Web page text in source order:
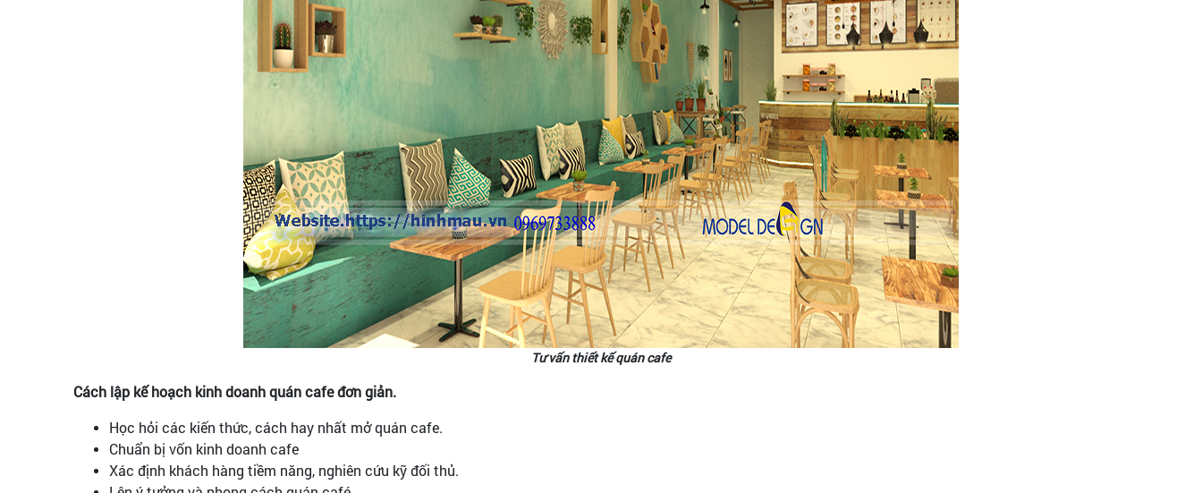
Tư vấn thiết kế quán cafe
Cách lập kế hoạch kinh doanh quán cafe đơn giản.
Học hỏi các kiến thức, cách hay nhất mở quán cafe.
Chuẩn bị vốn kinh doanh cafe
Xác định khách hàng tiềm năng, nghiên cứu kỹ đối thủ.